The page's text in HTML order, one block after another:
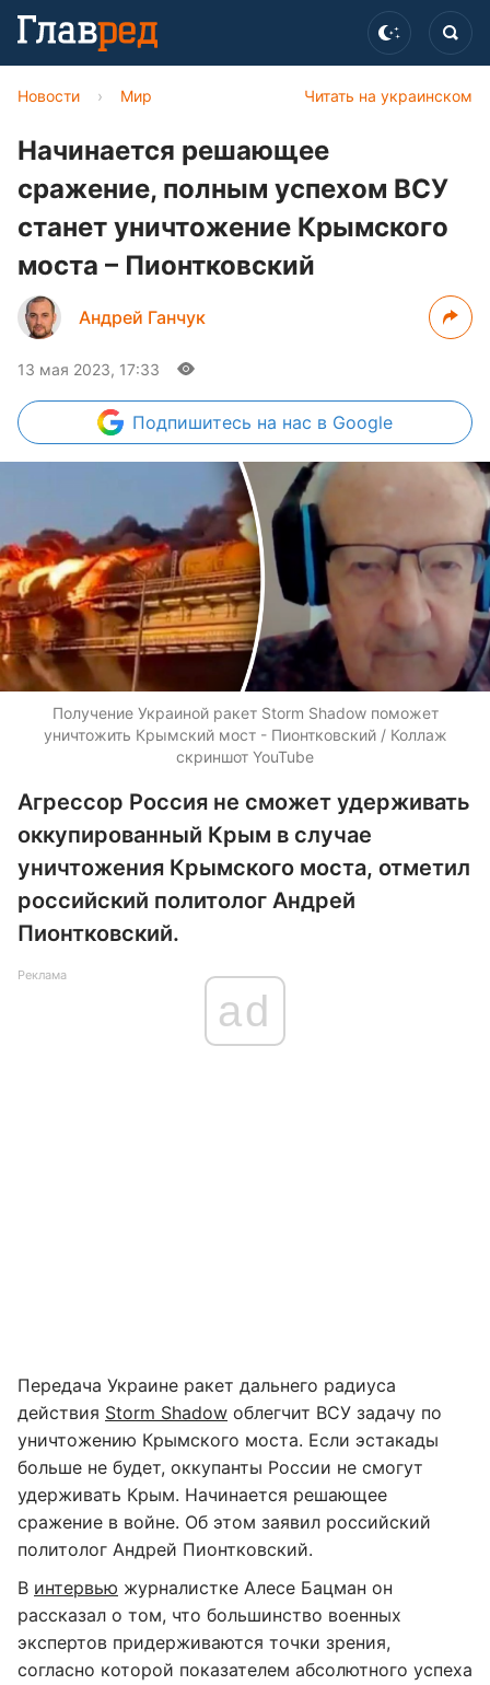
Читать на украинском
Новости › Мир
Начинается решающее
сражение, полным успехом ВСУ
станет уничтожение Крымского
моста – Пионтковский
Андрей Ганчук
13 мая 2023, 17:33
Подпишитесь на нас в Google
Получение Украиной ракет Storm Shadow поможет
уничтожить Крымский мост - Пионтковский / Коллаж
скриншот YouTube
Агрессор Россия не сможет удерживать
оккупированный Крым в случае
уничтожения Крымского моста, отметил
российский политолог Андрей
Пионтковский.
Реклама
ad
Передача Украине ракет дальнего радиуса
действия Storm Shadow облегчит ВСУ задачу по
уничтожению Крымского моста. Если эстакады
больше не будет, оккупанты России не смогут
удерживать Крым. Начинается решающее
сражение в войне. Об этом заявил российский
политолог Андрей Пионтковский.
В интервью журналистке Алесе Бацман он
рассказал о том, что большинство военных
экспертов придерживаются точки зрения,
согласно которой показателем абсолютного успеха